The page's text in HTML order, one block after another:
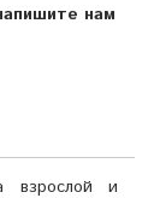
нам
взрослой и